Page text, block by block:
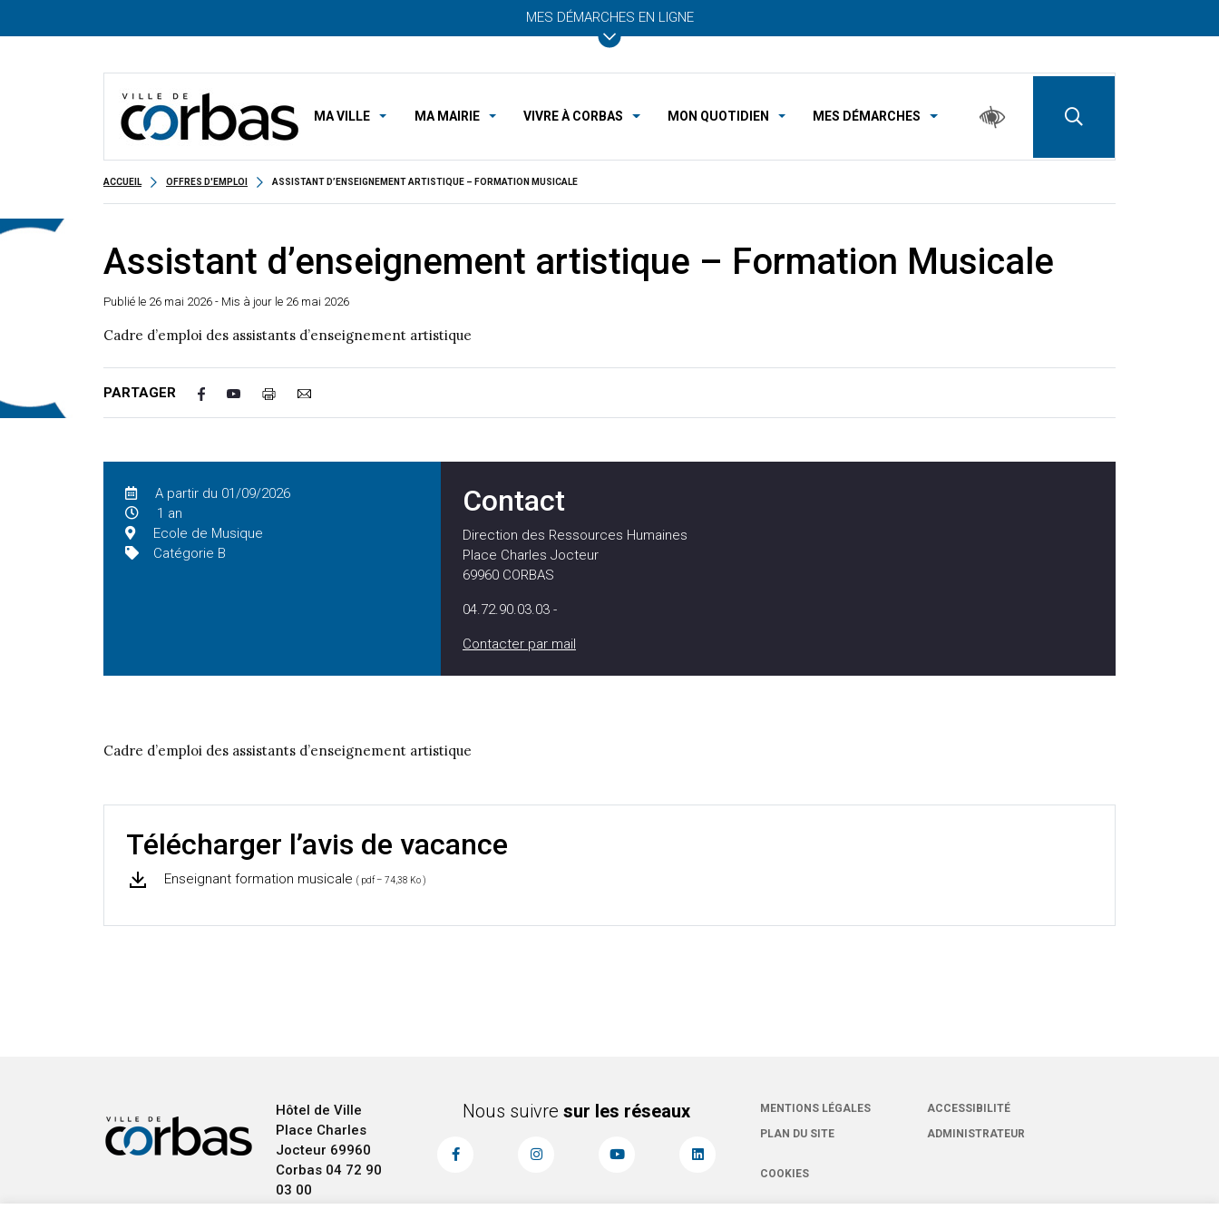
MES DÉMARCHES EN LIGNE
MA VILLE MA MAIRIE VIVRE À CORBAS MON QUOTIDIEN MES DÉMARCHES
ACCUEIL OFFRES D'EMPLOI ASSISTANT D’ENSEIGNEMENT ARTISTIQUE – FORMATION MUSICALE
Assistant d’enseignement artistique – Formation Musicale
Publié le 26 mai 2026 - Mis à jour le 26 mai 2026
Cadre d’emploi des assistants d’enseignement artistique
PARTAGER
A partir du 01/09/2026
1 an
Ecole de Musique
Catégorie B
Contact
Direction des Ressources Humaines
Place Charles Jocteur
69960 CORBAS
04.72.90.03.03 -
Contacter par mail
Cadre d’emploi des assistants d’enseignement artistique
Télécharger l’avis de vacance
Enseignant formation musicale ( pdf – 74,38 Ko )
Hôtel de Ville
Place Charles
Jocteur 69960
Corbas 04 72 90
03 00
Nous suivresur les réseaux
MENTIONS LÉGALES
PLAN DU SITE
ACCESSIBILITÉ
ADMINISTRATEUR
COOKIES